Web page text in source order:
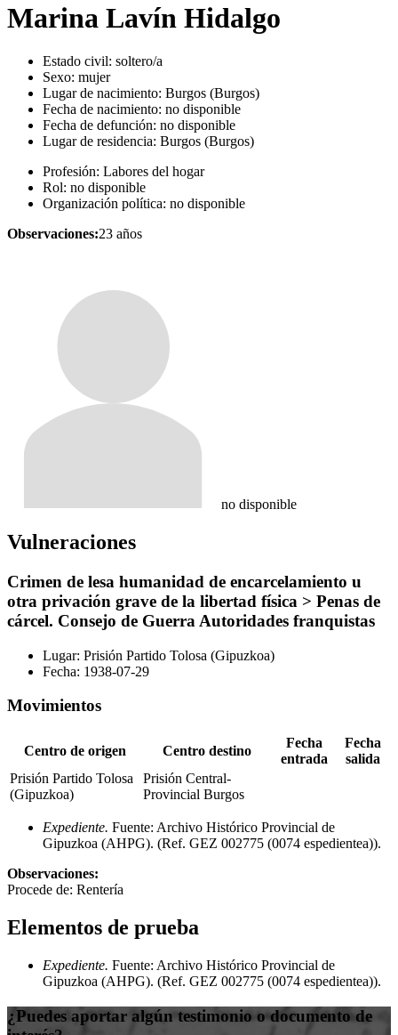
Marina Lavín Hidalgo
Estado civil: soltero/a
Sexo: mujer
Lugar de nacimiento: Burgos (Burgos)
Fecha de nacimiento: no disponible
Fecha de defunción: no disponible
Lugar de residencia: Burgos (Burgos)
Profesión: Labores del hogar
Rol: no disponible
Organización política: no disponible
Observaciones:23 años
no disponible
Vulneraciones
Crimen de lesa humanidad de encarcelamiento u
otra privación grave de la libertad física > Penas de
cárcel. Consejo de Guerra Autoridades franquistas
Lugar: Prisión Partido Tolosa (Gipuzkoa)
Fecha: 1938-07-29
Movimientos
Centro de origen Centro destino
Fecha
entrada
Fecha
salida
Prisión Partido Tolosa
(Gipuzkoa)
Prisión Central-
Provincial Burgos
Expediente. Fuente: Archivo Histórico Provincial de
Gipuzkoa (AHPG). (Ref. GEZ 002775 (0074 espedientea)).
Observaciones:
Procede de: Rentería
Elementos de prueba
Expediente. Fuente: Archivo Histórico Provincial de
Gipuzkoa (AHPG). (Ref. GEZ 002775 (0074 espedientea)).
¿Puedes aportar algún testimonio o documento de